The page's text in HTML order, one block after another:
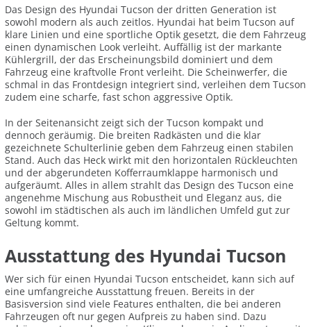
Das Design des Hyundai Tucson der dritten Generation ist
sowohl modern als auch zeitlos. Hyundai hat beim Tucson auf
klare Linien und eine sportliche Optik gesetzt, die dem Fahrzeug
einen dynamischen Look verleiht. Auffällig ist der markante
Kühlergrill, der das Erscheinungsbild dominiert und dem
Fahrzeug eine kraftvolle Front verleiht. Die Scheinwerfer, die
schmal in das Frontdesign integriert sind, verleihen dem Tucson
zudem eine scharfe, fast schon aggressive Optik.
In der Seitenansicht zeigt sich der Tucson kompakt und
dennoch geräumig. Die breiten Radkästen und die klar
gezeichnete Schulterlinie geben dem Fahrzeug einen stabilen
Stand. Auch das Heck wirkt mit den horizontalen Rückleuchten
und der abgerundeten Kofferraumklappe harmonisch und
aufgeräumt. Alles in allem strahlt das Design des Tucson eine
angenehme Mischung aus Robustheit und Eleganz aus, die
sowohl im städtischen als auch im ländlichen Umfeld gut zur
Geltung kommt.
Ausstattung des Hyundai Tucson
Wer sich für einen Hyundai Tucson entscheidet, kann sich auf
eine umfangreiche Ausstattung freuen. Bereits in der
Basisversion sind viele Features enthalten, die bei anderen
Fahrzeugen oft nur gegen Aufpreis zu haben sind. Dazu